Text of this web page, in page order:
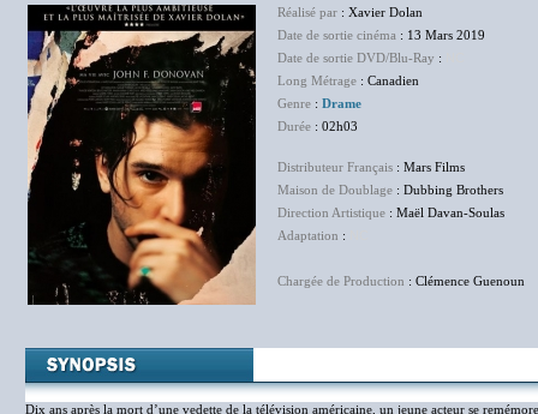
Réalisé par : Xavier Dolan
Date de sortie cinéma : 13 Mars 2019
Date de sortie DVD/Blu-Ray :
Long Métrage : Canadien
Genre : Drame
Durée : 02h03
Distributeur Français : Mars Films
Maison de Doublage : Dubbing Brothers
Direction Artistique : Maël Davan-Soulas
Adaptation :
Chargée de Production : Clémence Guenoun
Dix ans après la mort d’une vedette de la télévision américaine, un jeune acteur se